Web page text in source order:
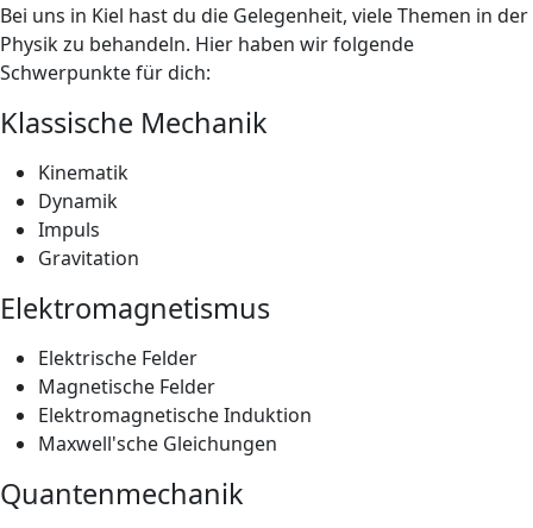
Bei uns in Kiel hast du die Gelegenheit, viele Themen in der
Physik zu behandeln. Hier haben wir folgende
Schwerpunkte für dich:
Klassische Mechanik
Kinematik
Dynamik
Impuls
Gravitation
Elektromagnetismus
Elektrische Felder
Magnetische Felder
Elektromagnetische Induktion
Maxwell'sche Gleichungen
Quantenmechanik